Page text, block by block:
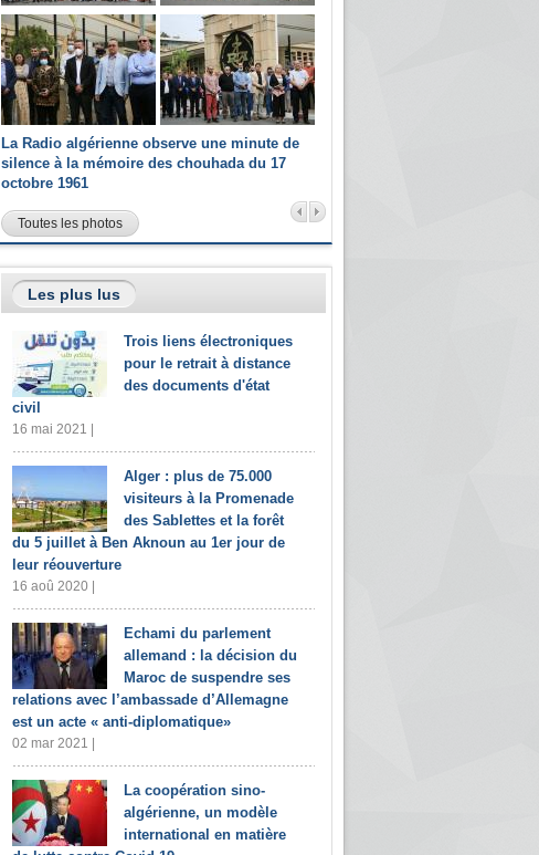
La Radio algérienne observe une minute de
silence à la mémoire des chouhada du 17
octobre 1961
Toutes les photos
Les plus lus
Trois liens électroniques
pour le retrait à distance
des documents d'état
civil
16 mai 2021 |
Alger : plus de 75.000
visiteurs à la Promenade
des Sablettes et la forêt
du 5 juillet à Ben Aknoun au 1er jour de
leur réouverture
16 aoû 2020 |
Echami du parlement
allemand : la décision du
Maroc de suspendre ses
relations avec l’ambassade d’Allemagne
est un acte « anti-diplomatique»
02 mar 2021 |
La coopération sino-
algérienne, un modèle
international en matière